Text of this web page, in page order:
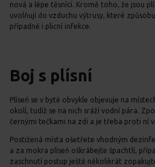
nová a lépe těsnící. Kromě toho, že jsou
uvolňují do vzduchu výtrusy, které
případně i plicní infekce.
Boj s plísní
Plíseň se v bytě obvykle objevuje na
okolí, tudíž se na nich sráží vodní pára.
černými tečkami na zdi a je třeba proti ní
Postižená místa ošetřete vhodným
a za mokra plíseň oškrábejte špachtlí,
zaschnutí postup ještě několikrát